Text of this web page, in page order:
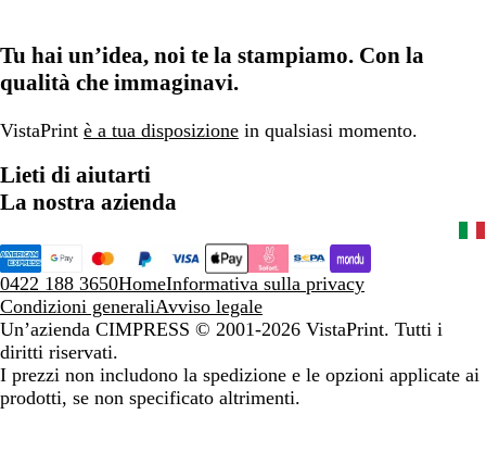
Tu hai un’idea, noi te la stampiamo. Con la
qualità che immaginavi.
VistaPrint è a tua disposizione in qualsiasi momento.
Lieti di aiutarti
La nostra azienda
0422 188 3650HomeInformativa sulla privacy
Condizioni generaliAvviso legale
Un’azienda CIMPRESS © 2001-2026 VistaPrint. Tutti i
diritti riservati.
I prezzi non includono la spedizione e le opzioni applicate ai
prodotti, se non specificato altrimenti.